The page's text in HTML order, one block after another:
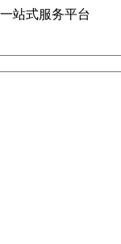
站式服务平台